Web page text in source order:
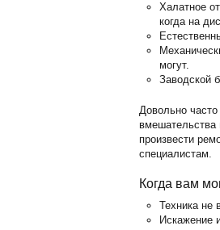
Халатное
когда на
могут.
Заводской
Довольно
произвести
специалистам.
Когда вам
Техника не
Искажение